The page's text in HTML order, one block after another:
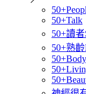
50+Talk
50+讀
50+熟
50+Body